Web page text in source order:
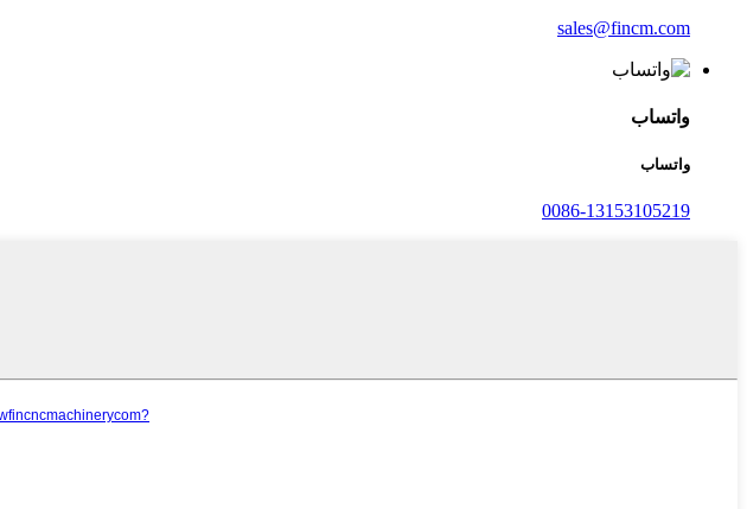
sales@fincm.com
واتساب
واتساب
0086-13153105219